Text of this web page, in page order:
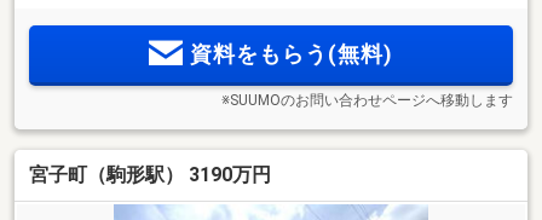
資料をもらう(無料)
※SUUMOのお問い合わせページへ移動します
宮子町（駒形駅） 3190万円